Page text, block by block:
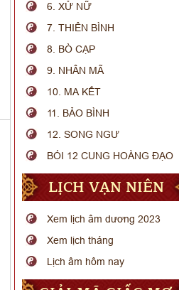
6. XỬ NỮ
7. THIÊN BÌNH
8. BÒ CẠP
9. NHÂN MÃ
10. MA KẾT
11. BẢO BÌNH
12. SONG NGƯ
BÓI 12 CUNG HOÀNG ĐẠO
LỊCH VẠN NIÊN
Xem lịch âm dương 2023
Xem lịch tháng
Lịch âm hôm nay